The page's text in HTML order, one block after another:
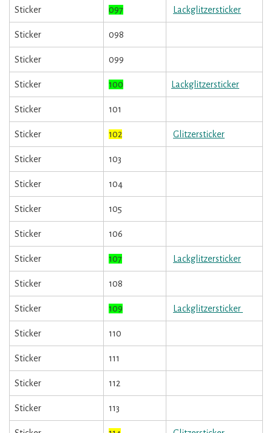
Sticker 097 Lackglitzersticker
Sticker 098
Sticker 099
Sticker 100 Lackglitzersticker
Sticker 101
Sticker 102 Glitzersticker
Sticker 103
Sticker 104
Sticker 105
Sticker 106
Sticker 107 Lackglitzersticker
Sticker 108
Sticker 109 Lackglitzersticker
Sticker 110
Sticker 111
Sticker 112
Sticker 113